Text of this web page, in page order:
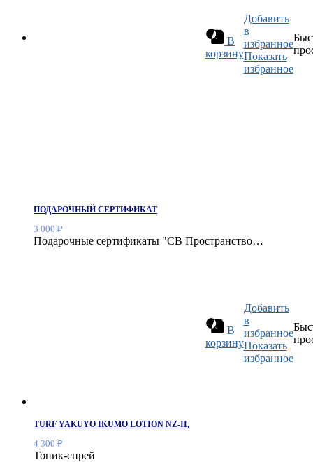
В
корзину
Добавить
в
избранное
Показать
избранное
ПОДАРОЧНЫЙ СЕРТИФИКАТ
3 000 ₽
Подарочные сертификаты "СВ Пространство…
В
корзину
Добавить
в
избранное
Показать
избранное
TURF YAKUYO IKUMO LOTION NZ-II,
4 300 ₽
Тоник-спрей